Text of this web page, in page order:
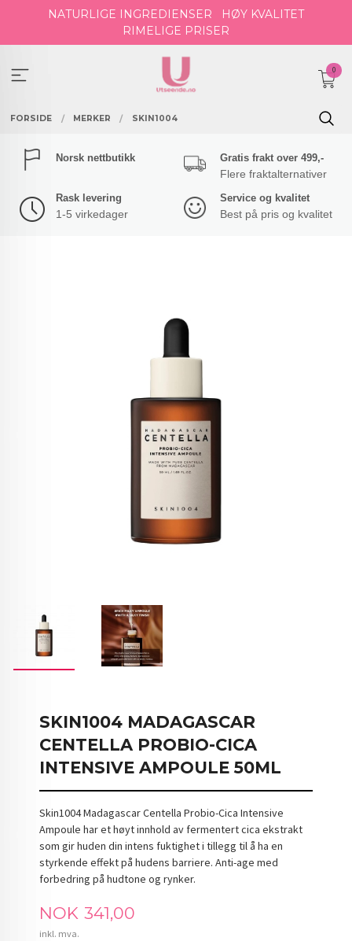
NATURLIGE INGREDIENSER
HØY KVALITET
RIMELIGE PRISER
0
FORSIDE MERKER SKIN1004
Norsk nettbutikk Gratis frakt over 499,-
Flere fraktalternativer
Rask levering
1-5 virkedager
Service og kvalitet
Best på pris og kvalitet
SKIN1004 MADAGASCAR
CENTELLA PROBIO-CICA
INTENSIVE AMPOULE 50ML
Skin1004 Madagascar Centella Probio-Cica Intensive
Ampoule har et høyt innhold av fermentert cica ekstrakt
som gir huden din intens fuktighet i tillegg til å ha en
styrkende effekt på hudens barriere. Anti-age med
forbedring på hudtone og rynker.
Pris
NOK 341,00
inkl. mva.